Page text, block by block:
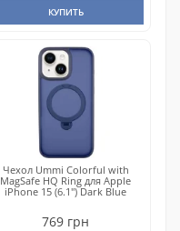
КУПИТЬ
Чехол Ummi Colorful with
MagSafe HQ Ring для Apple
iPhone 15 (6.1") Dark Blue
769 грн